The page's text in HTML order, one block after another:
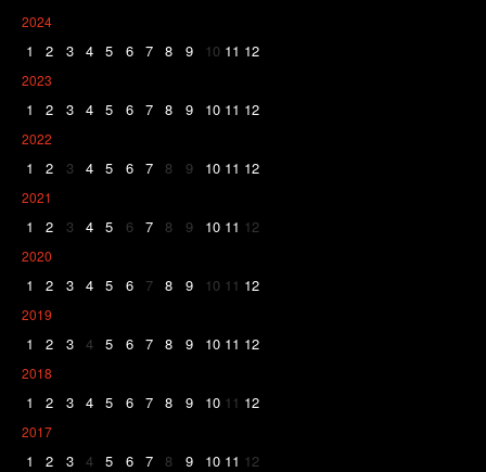
2024
1 2 3 4 5 6 7 8 9 10 11 12
2023
1 2 3 4 5 6 7 8 9 10 11 12
2022
1 2 3 4 5 6 7 8 9 10 11 12
2021
1 2 3 4 5 6 7 8 9 10 11 12
2020
1 2 3 4 5 6 7 8 9 10 11 12
2019
1 2 3 4 5 6 7 8 9 10 11 12
2018
1 2 3 4 5 6 7 8 9 10 11 12
2017
1 2 3 4 5 6 7 8 9 10 11 12